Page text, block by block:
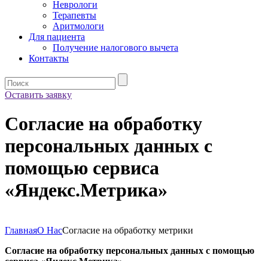
Неврологи
Терапевты
Аритмологи
Для пациента
Получение налогового вычета
Контакты
Оставить заявку
Согласие на обработку
персональных данных с
помощью сервиса
«Яндекс.Метрика»
ГлавнаяО НасСогласие на обработку метрики
Согласие на обработку персональных данных с помощью